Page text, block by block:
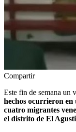
Compartir
Este fin de semana un
hechos ocurrieron en
cuatro migrantes
el distrito de El